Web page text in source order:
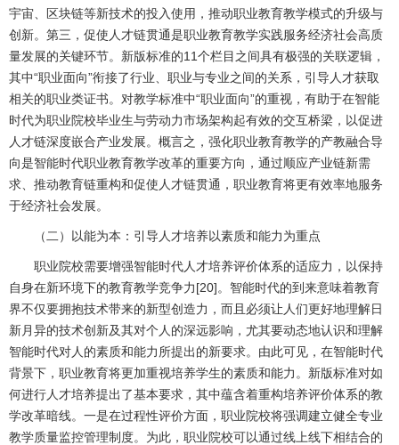
宇宙、区块链等新技术的投入使用，推动职业教育教学模式的升级与
创新。第三，促使人才链贯通是职业教育教学实践服务经济社会高质
量发展的关键环节。新版标准的11个栏目之间具有极强的关联逻辑，
其中“职业面向”衔接了行业、职业与专业之间的关系，引导人才获取
相关的职业类证书。对教学标准中“职业面向”的重视，有助于在智能
时代为职业院校毕业生与劳动力市场架构起有效的交互桥梁，以促进
人才链深度嵌合产业发展。概言之，强化职业教育教学的产教融合导
向是智能时代职业教育教学改革的重要方向，通过顺应产业链新需
求、推动教育链重构和促使人才链贯通，职业教育将更有效率地服务
于经济社会发展。
（二）以能为本：引导人才培养以素质和能力为重点
职业院校需要增强智能时代人才培养评价体系的适应力，以保持
自身在新环境下的教育教学竞争力[20]。智能时代的到来意味着教育
界不仅要拥抱技术带来的新型创造力，而且必须让人们更好地理解日
新月异的技术创新及其对个人的深远影响，尤其要动态地认识和理解
智能时代对人的素质和能力所提出的新要求。由此可见，在智能时代
背景下，职业教育将更加重视培养学生的素质和能力。新版标准对如
何进行人才培养提出了基本要求，其中蕴含着重构培养评价体系的教
学改革暗线。一是在过程性评价方面，职业院校将强调建立健全专业
教学质量监控管理制度。为此，职业院校可以通过线上线下相结合的